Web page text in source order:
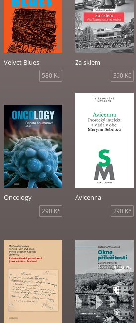
Velvet Blues
580 Kč
Za sklem
390 Kč
Oncology
290 Kč
Avicenna
290 Kč